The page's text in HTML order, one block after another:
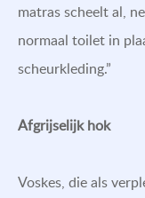
matras scheelt al,
normaal toilet in
scheurkleding.”
Afgrijselijk hok
Voskes, die als